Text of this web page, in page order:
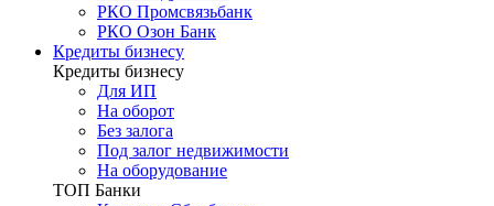
РКО Промсвязьбанк
РКО Озон Банк
Кредиты бизнесу
Кредиты бизнесу
Для ИП
На оборот
Без залога
Под залог недвижимости
На оборудование
ТОП Банки